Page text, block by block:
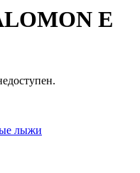
E
лыжи